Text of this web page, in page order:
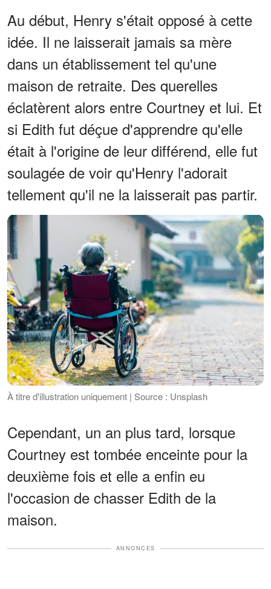
Au début, Henry s'était opposé à cette
idée. Il ne laisserait jamais sa mère
dans un établissement tel qu'une
maison de retraite. Des querelles
éclatèrent alors entre Courtney et lui. Et
si Edith fut déçue d'apprendre qu'elle
était à l'origine de leur différend, elle fut
soulagée de voir qu'Henry l'adorait
tellement qu'il ne la laisserait pas partir.
À titre d'illustration uniquement | Source : Unsplash
Cependant, un an plus tard, lorsque
Courtney est tombée enceinte pour la
deuxième fois et elle a enfin eu
l'occasion de chasser Edith de la
maison.
ANNONCES